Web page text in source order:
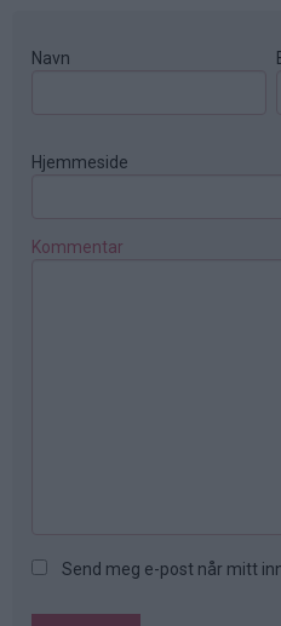
Navn
Hjemmeside
Kommentar
Send meg e-post når mitt